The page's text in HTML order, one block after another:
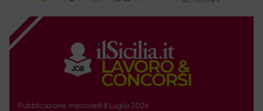
Pubblicazione: mercoledì 8 Luglio 2026